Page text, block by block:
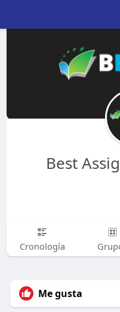
Best
Cronología
Me gusta